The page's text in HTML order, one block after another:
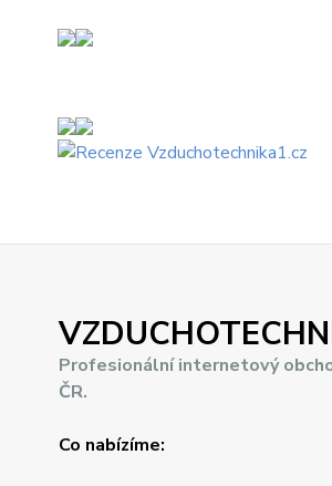
Profesionální internetový
ČR.
Co nabízíme: